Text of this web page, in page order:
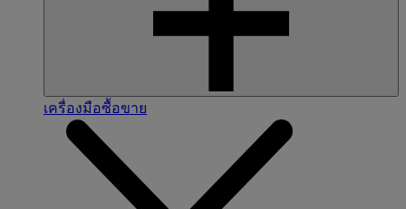
เครื่องมือซื้อขาย